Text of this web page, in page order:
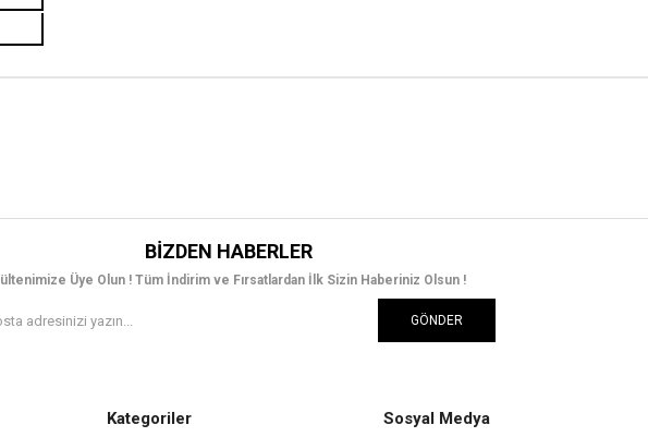
BIZDEN HABERLER
Üye Olun ! Tüm İndirim ve Fırsatlardan İlk Sizin Haberiniz Olsun !
GÖNDER
Kategoriler Sosyal Medya